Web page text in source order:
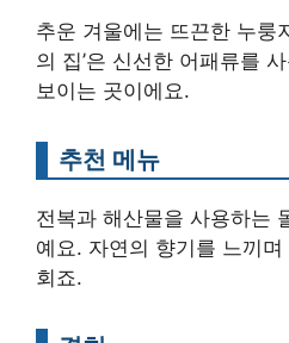
추운 겨울에는 뜨끈한 누룽
의 집’은 신선한 어패류를
보이는 곳이에요.
추천 메뉴
전복과 해산물을 사용하는
예요. 자연의 향기를 느끼
회죠.